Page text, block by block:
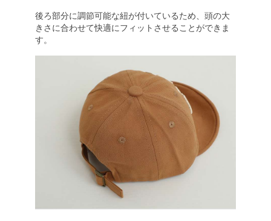
後ろ部分に調節可能な紐が付いているため、頭の大
きさに合わせて快適にフィットさせることができま
す。